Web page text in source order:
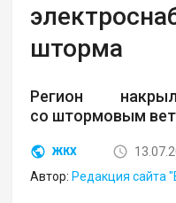
шторма
Регион
со штормовым
ЖКХ
Автор: Редакция сайта